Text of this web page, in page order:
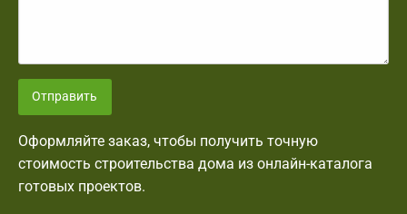
Отправить
Оформляйте заказ, чтобы получить точную
стоимость строительства дома из онлайн-каталога
готовых проектов.